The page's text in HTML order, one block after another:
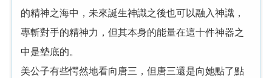
的精神之海中，未來誕生神識之後也可以融入神識，
專斬對手的精神力，但其本身的能量在這十件神器之
中是墊底的。
美公子有些愕然地看向唐三，但唐三還是向她點了點